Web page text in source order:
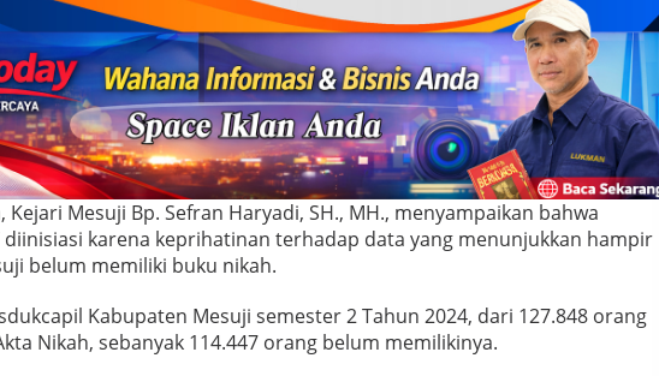
Mesuji Bp. Sefran Haryadi, SH., MH., menyampaikan bahwa
diinisiasi karena keprihatinan terhadap data yang menunjukkan hampir
belum memiliki buku nikah.
Kabupaten Mesuji semester 2 Tahun 2024, dari 127.848 orang
Nikah, sebanyak 114.447 orang belum memilikinya.